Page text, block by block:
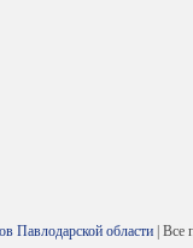
Павлодарской области | Все